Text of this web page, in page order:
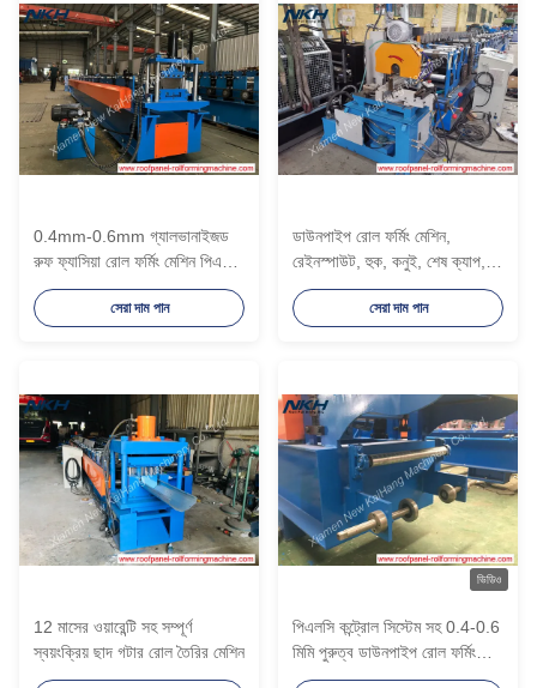
0.4mm-0.6mm গ্যালভানাইজড
রুফ ফ্যাসিয়া রোল ফর্মিং মেশিন পিএলসি
কন্ট্রোল সিস্টেম, সম্পূর্ণ স্বয়ংক্রিয়
ফ্যাসিয়া রোলিং মিলস
সেরা দাম পান
ডাউনপাইপ রোল ফর্মিং মেশিন,
রেইনস্পাউট, হুক, কনুই, শেষ ক্যাপ, 3
মিমি পুরুত্ব, জিআই উপাদান, পিলার
স্ট্যান্ড
সেরা দাম পান
12 মাসের ওয়ারেন্টি সহ সম্পূর্ণ
স্বয়ংক্রিয় ছাদ গটার রোল তৈরির মেশিন
ভিডিও
পিএলসি কন্ট্রোল সিস্টেম সহ 0.4-0.6
মিমি পুরুত্ব ডাউনপাইপ রোল ফর্মিং
মেশিন